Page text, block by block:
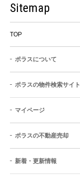
Sitemap
TOP
ポラスについて
ポラスの物件検索サイト
マイページ
ポラスの不動産売却
新着・更新情報